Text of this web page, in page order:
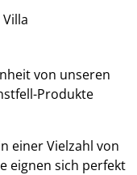
von unseren
Produkte
einer Vielzahl von
eignen sich perfekt